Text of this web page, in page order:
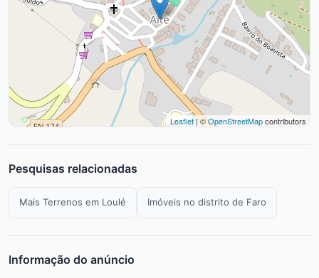
Leaflet| ©OpenStreetMapcontributors
Pesquisas relacionadas
Mais Terrenos em Loulé Imóveis no distrito de Faro
Informação do anúncio